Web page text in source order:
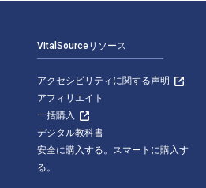
VitalSourceリソース
アクセシビリティに関する声明
アフィリエイト
一括購入
デジタル教科書
安全に購入する。スマートに購入す
る。